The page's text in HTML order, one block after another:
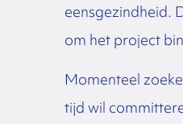
eensgezindheid.
om het project
Momenteel
tijd wil